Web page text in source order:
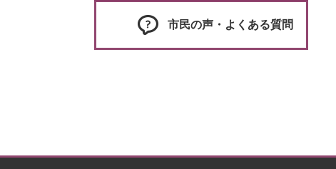
市民の声・よくある質問